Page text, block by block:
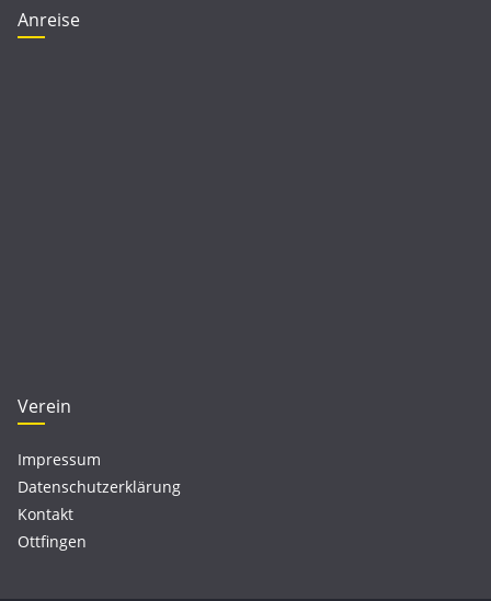
Anreise
Verein
Impressum
Datenschutzerklärung
Kontakt
Ottfingen